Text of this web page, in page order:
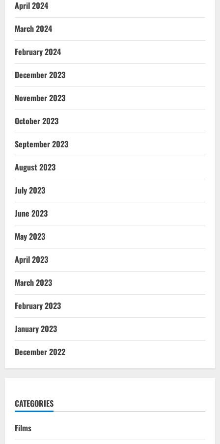
April 2024
March 2024
February 2024
December 2023
November 2023
October 2023
September 2023
August 2023
July 2023
June 2023
May 2023
April 2023
March 2023
February 2023
January 2023
December 2022
CATEGORIES
Films